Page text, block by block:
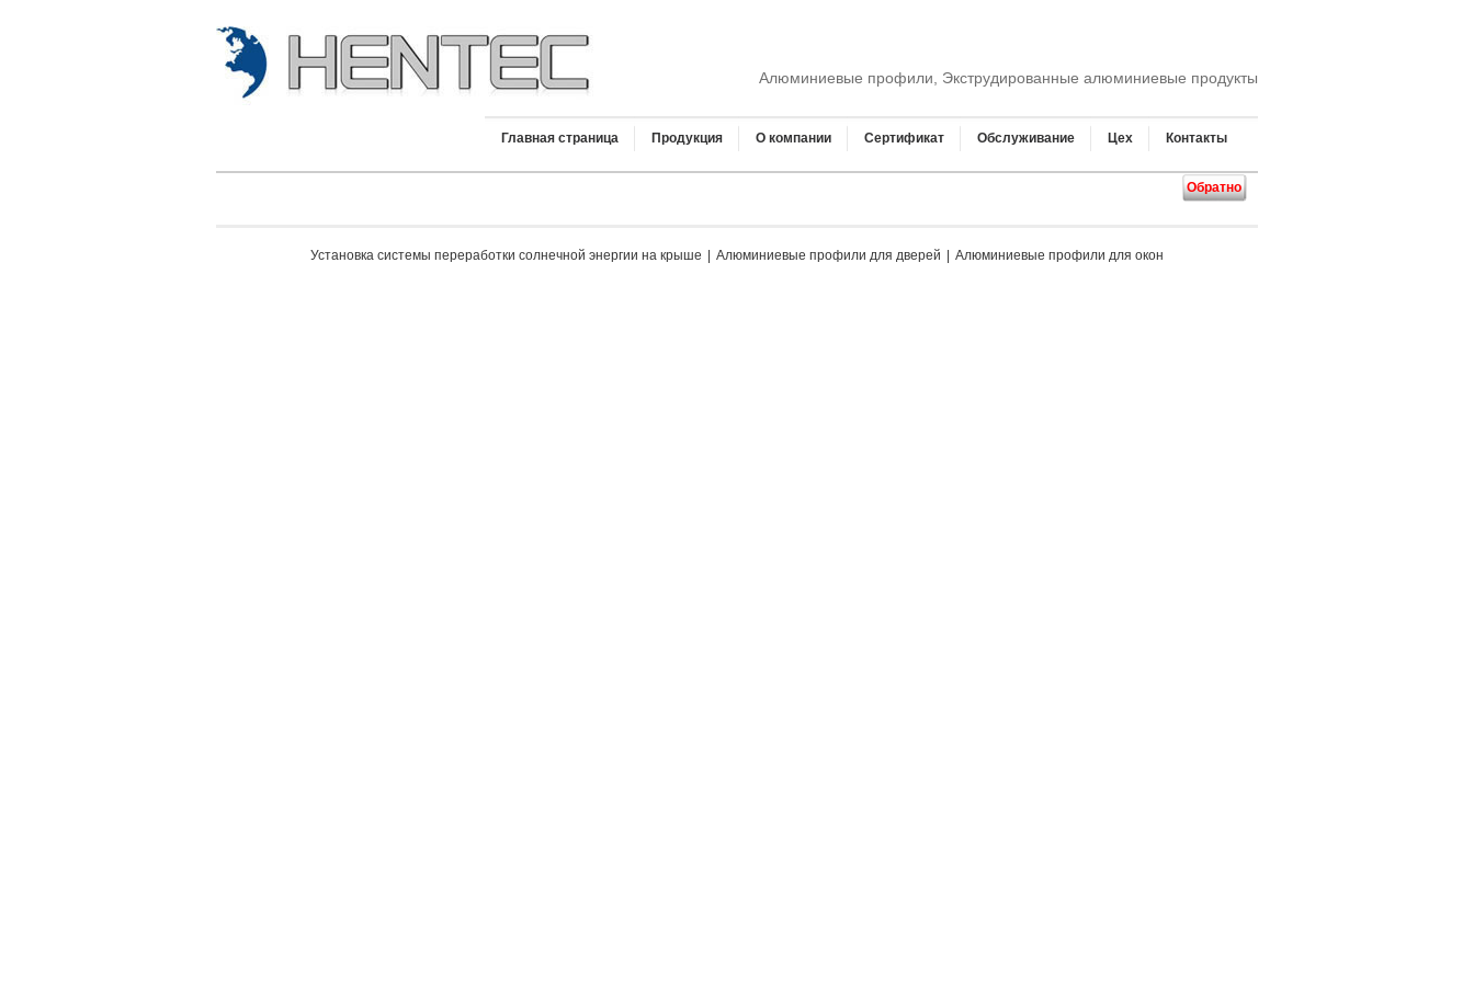
Алюминиевые профили, Экструдированные алюминиевые продукты
Главная страница Продукция О компании Сертификат Обслуживание Цех Контакты
Обратно
Установка системы переработки солнечной энергии на крыше Алюминиевые профили для дверей Алюминиевые профили для окон